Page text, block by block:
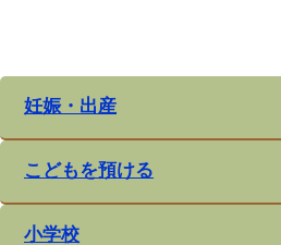
妊娠・出産
こどもを預ける
小学校